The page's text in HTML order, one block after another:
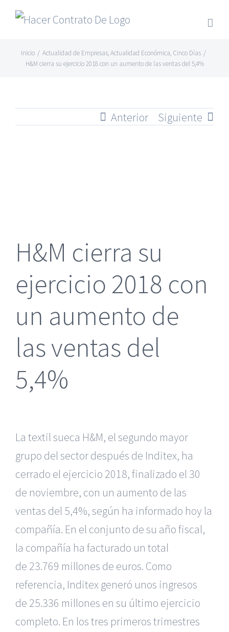
Skip
Inicio / Actualidad de Empresas,Actualidad Económica, Cinco Días /
H&M cierra su ejercicio 2018 con un aumento de las ventas del 5,4%
Anterior Siguiente
H&M cierra su
ejercicio 2018 con
un aumento de
las ventas del
5,4%
La textil sueca H&M, el segundo mayor
grupo del sector después de Inditex, ha
cerrado el ejercicio 2018, finalizado el 30
de noviembre, con un aumento de las
ventas del 5,4%, según ha informado hoy la
compañía. En el conjunto de su año fiscal,
la compañía ha facturado un total
de 23.769 millones de euros. Como
referencia, Inditex generó unos ingresos
de 25.336 millones en su último ejercicio
completo. En los tres primeros trimestres